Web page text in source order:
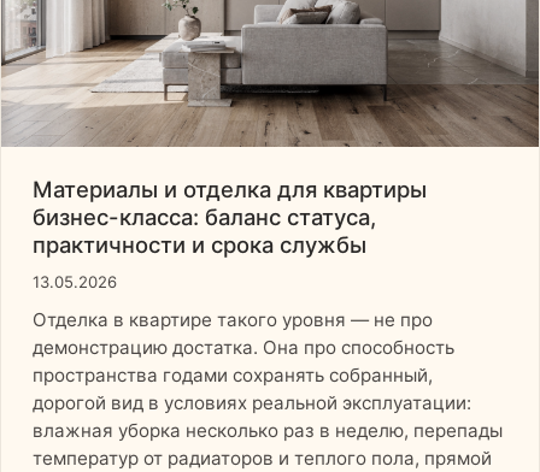
Материалы и отделка для квартиры
бизнес-класса: баланс статуса,
практичности и срока службы
13.05.2026
Отделка в квартире такого уровня — не про
демонстрацию достатка. Она про способность
пространства годами сохранять собранный,
дорогой вид в условиях реальной эксплуатации:
влажная уборка несколько раз в неделю, перепады
температур от радиаторов и теплого пола, прямой